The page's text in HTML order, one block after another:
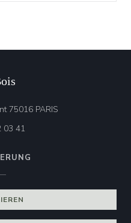
75016 PARIS
03 41